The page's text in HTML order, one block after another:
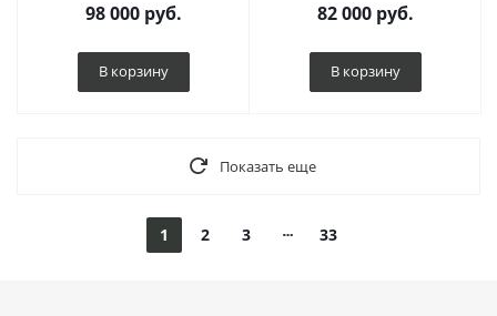
98 000 руб.
В корзину
82 000 руб.
В корзину
Показать еще
1 2 3 33